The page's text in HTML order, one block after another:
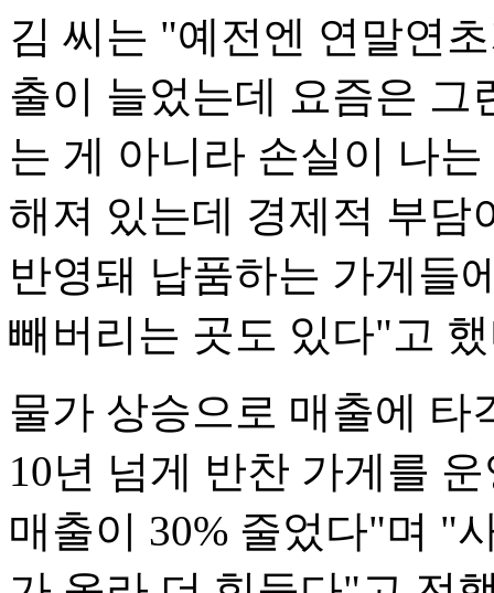
김 씨는 "예전엔 연말연
출이 늘었는데 요즘은 그
는 게 아니라 손실이 나
해져 있는데 경제적 부담
반영돼 납품하는 가게들
빼버리는 곳도 있다"고
물가 상승으로 매출에 타
10년 넘게 반찬 가게를
매출이 30% 줄었다"며 "